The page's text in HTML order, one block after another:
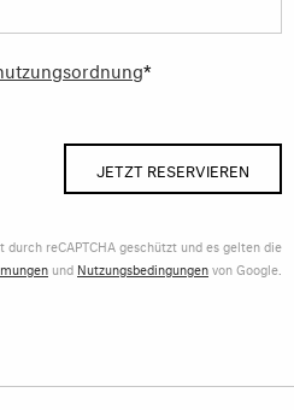
*
JETZT RESERVIEREN
durch reCAPTCHA geschützt und es gelten die
und Nutzungsbedingungenvon Google.